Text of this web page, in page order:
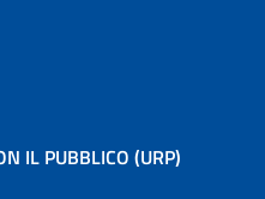
IL PUBBLICO (URP)